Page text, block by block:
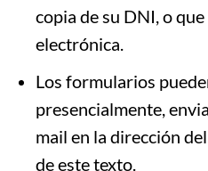
copia de su DNI, o
electrónica.
Los formularios
presencialmente,
mail en la dirección
de este texto.